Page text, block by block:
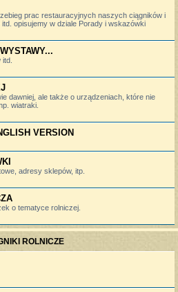
prac restauracyjnych naszych ciągników i
opisujemy w dziale Porady i wskazówki
dawniej, ale także o urządzeniach, które nie
wiatraki.
VERSION
adresy sklepów, itp.
o tematyce rolniczej.
ROLNICZE